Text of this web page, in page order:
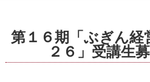
第１６期「ぶぎん経
２６」受講生